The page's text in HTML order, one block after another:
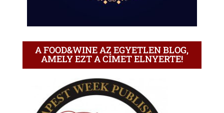
A FOOD&WINE AZ EGYETLEN BLOG,
AMELY EZT A CÍMET ELNYERTE!